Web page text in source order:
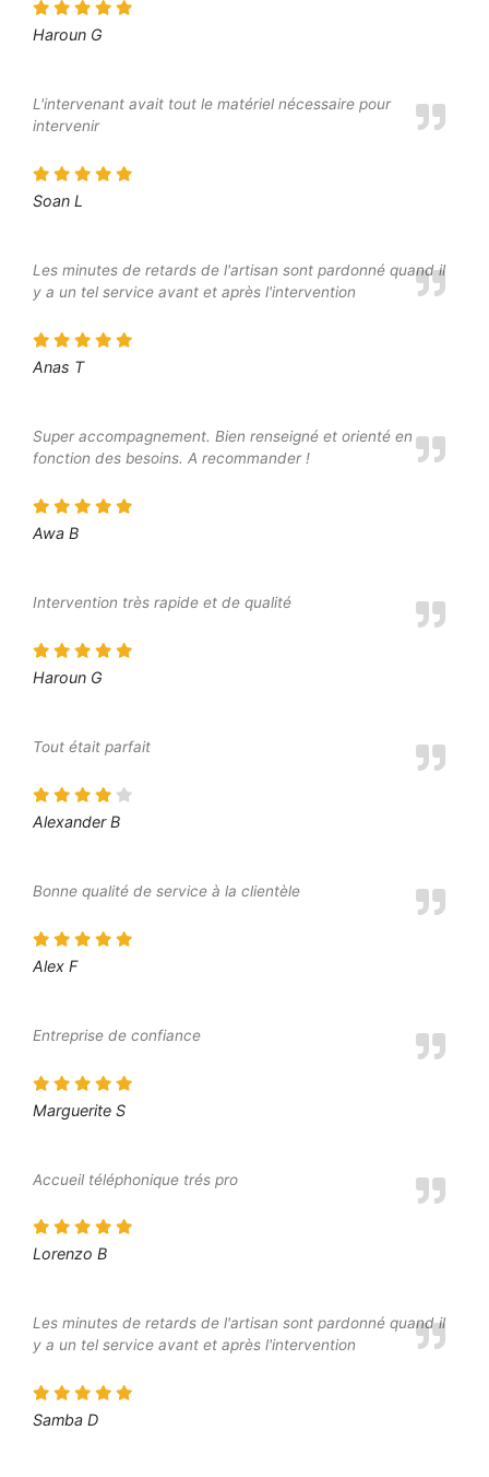
Haroun G
L'intervenant avait tout le matériel nécessaire pour
intervenir
Soan L
Les minutes de retards de l'artisan sont pardonné quand il
y a un tel service avant et après l'intervention
Anas T
Super accompagnement. Bien renseigné et orienté en
fonction des besoins. A recommander !
Awa B
Intervention très rapide et de qualité
Haroun G
Tout était parfait
Alexander B
Bonne qualité de service à la clientèle
Alex F
Entreprise de confiance
Marguerite S
Accueil téléphonique trés pro
Lorenzo B
Les minutes de retards de l'artisan sont pardonné quand il
y a un tel service avant et après l'intervention
Samba D